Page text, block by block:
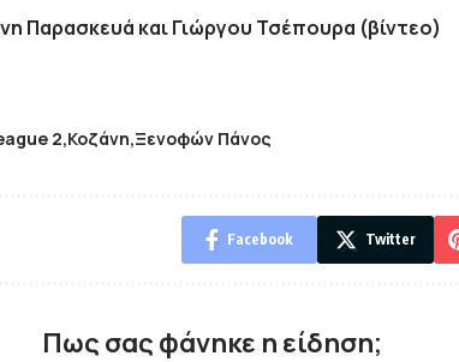
Παρασκευά και Γιώργου Τσέπουρα (βίντεο)
2 Κοζάνη Ξενοφών Πάνος
Facebook Twitter
Πως σας φάνηκε η είδηση;